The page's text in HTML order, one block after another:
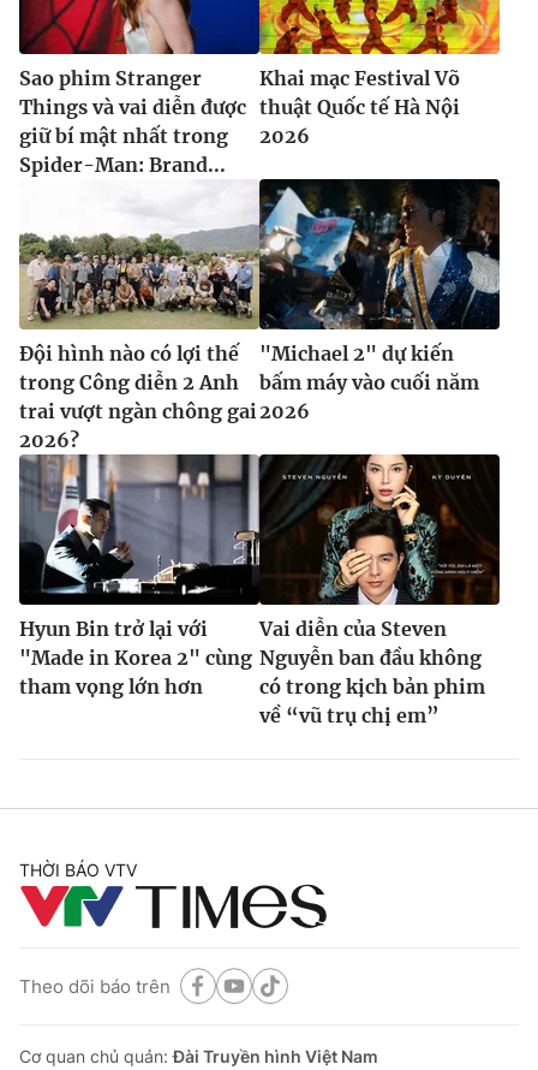
Sao phim Stranger
Things và vai diễn được
giữ bí mật nhất trong
Spider-Man: Brand...
Khai mạc Festival Võ
thuật Quốc tế Hà Nội
2026
Đội hình nào có lợi thế
trong Công diễn 2 Anh
trai vượt ngàn chông gai
2026?
"Michael 2" dự kiến
bấm máy vào cuối năm
2026
Hyun Bin trở lại với
"Made in Korea 2" cùng
tham vọng lớn hơn
Vai diễn của Steven
Nguyễn ban đầu không
có trong kịch bản phim
về “vũ trụ chị em”
THỜI BÁO VTV
Theo dõi báo trên
Cơ quan chủ quản:Đài Truyền hình Việt Nam